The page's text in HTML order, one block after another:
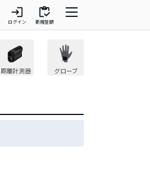
login
ログイン
inventory
新規登録
距離計測器 グローブ